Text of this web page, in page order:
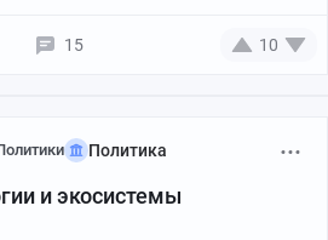
15 10
Политика
и экосистемы